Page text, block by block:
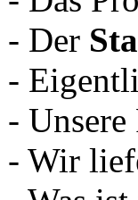
- Der
-
-
- Wir